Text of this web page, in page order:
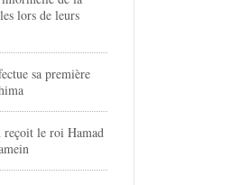
lors de leurs
sa première
reçoit le roi Hamad